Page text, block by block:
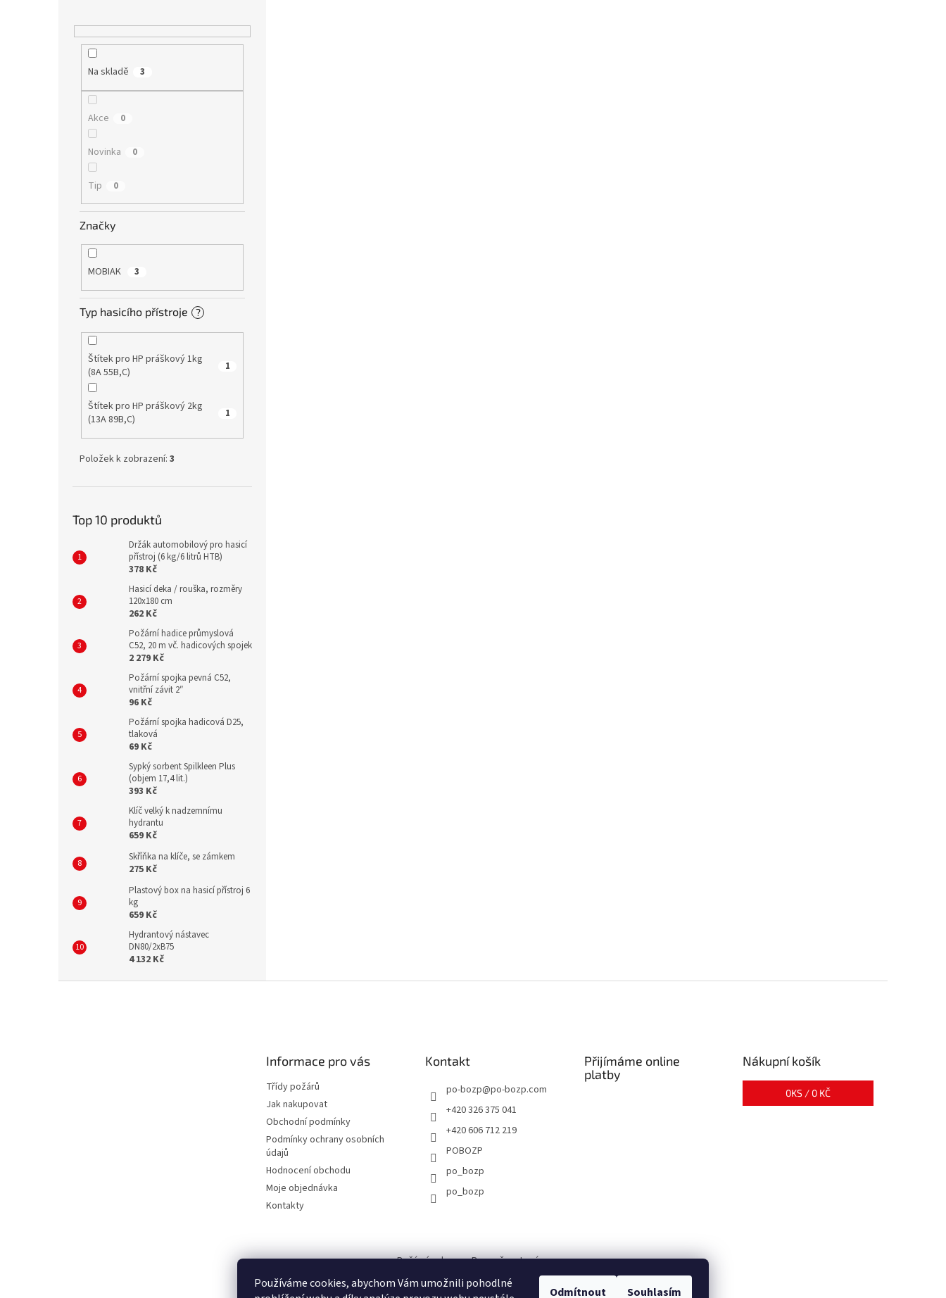
Používáme cookies, abychom Vám umožnili pohodlné
Odmítnout Souhlasím
Na skladě 3
Akce 0
Novinka 0
Tip 0
Značky
MOBIAK 3
Typ hasicího přístroje ?
Štítek pro HP práškový 1kg
(8A 55B,C)
1
Štítek pro HP práškový 2kg
(13A 89B,C)
1
Položek k zobrazení: 3
Top 10 produktů
Držák automobilový pro hasicí
přístroj (6 kg/6 litrů HTB)
378 Kč
Hasicí deka / rouška, rozměry
120x180 cm
262 Kč
Požární hadice průmyslová
C52, 20 m vč. hadicových spojek
2 279 Kč
Požární spojka pevná C52,
vnitřní závit 2″
96 Kč
Požární spojka hadicová D25,
tlaková
69 Kč
Sypký sorbent Spilkleen Plus
(objem 17,4 lit.)
393 Kč
Klíč velký k nadzemnímu
hydrantu
659 Kč
Skříňka na klíče, se zámkem
275 Kč
Plastový box na hasicí přístroj 6
kg
659 Kč
Hydrantový nástavec
DN80/2xB75
4 132 Kč
Informace pro vás
Třídy požárů
Jak nakupovat
Obchodní podmínky
Podmínky ochrany osobních
údajů
Hodnocení obchodu
Moje objednávka
Kontakty
Kontakt
po-bozp@po-bozp.com
+420 326 375 041
+420 606 712 219
POBOZP
po_bozp
po_bozp
Přijímáme online
platby
Nákupní košík
0KS / 0 KČ
Požární ochrana - Bezpečnost práce